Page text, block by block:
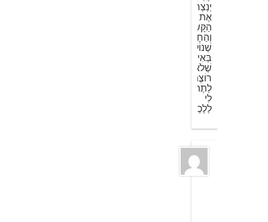
יְנַצְחוּ
אֶת
הַקָּשֶה
וְהַחָלָשׁ
שֶׁנוֹלְדוּ
בְּאִישׁ
שֶׁלֹא
רוֹצֶה
לַתֶת
לִי
לַלֶכֶת.
אחת
שאוהבת
14